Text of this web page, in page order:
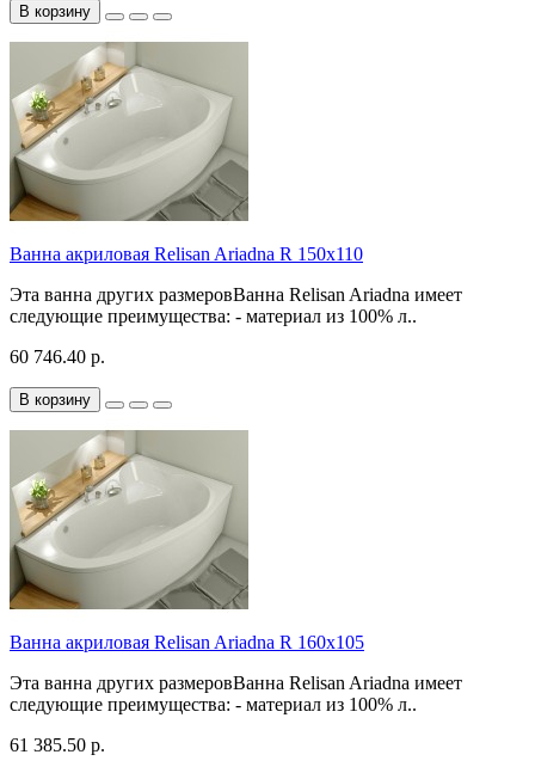
В корзину
Ванна акриловая Relisan Ariadna R 150x110
Эта ванна других размеровВанна Relisan Ariadna имеет
следующие преимущества: - материал из 100% л..
60 746.40 р.
В корзину
Ванна акриловая Relisan Ariadna R 160x105
Эта ванна других размеровВанна Relisan Ariadna имеет
следующие преимущества: - материал из 100% л..
61 385.50 р.